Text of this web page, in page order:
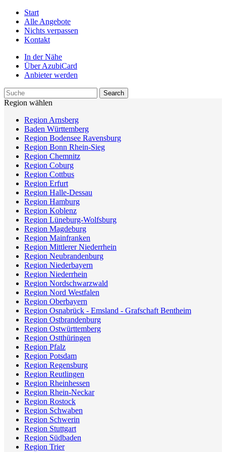
Start
Alle Angebote
Nichts verpassen
Kontakt
In der Nähe
Über AzubiCard
Anbieter werden
Region wählen
Region Arnsberg
Baden Württemberg
Region Bodensee Ravensburg
Region Bonn Rhein-Sieg
Region Chemnitz
Region Coburg
Region Cottbus
Region Erfurt
Region Halle-Dessau
Region Hamburg
Region Koblenz
Region Lüneburg-Wolfsburg
Region Magdeburg
Region Mainfranken
Region Mittlerer Niederrhein
Region Neubrandenburg
Region Niederbayern
Region Niederrhein
Region Nordschwarzwald
Region Nord Westfalen
Region Oberbayern
Region Osnabrück - Emsland - Grafschaft Bentheim
Region Ostbrandenburg
Region Ostwürttemberg
Region Ostthüringen
Region Pfalz
Region Potsdam
Region Regensburg
Region Reutlingen
Region Rheinhessen
Region Rhein-Neckar
Region Rostock
Region Schwaben
Region Schwerin
Region Stuttgart
Region Südbaden
Region Trier